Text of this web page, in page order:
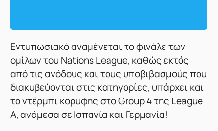
Εντυπωσιακό αναμένεται το φινάλε των
ομίλων του Nations League, καθώς εκτός
από τις ανόδους και τους υποβιβασμούς που
διακυβεύονται στις κατηγορίες, υπάρχει και
το ντέρμπι κορυφής στο Group 4 της League
A, ανάμεσα σε Ισπανία και Γερμανία!